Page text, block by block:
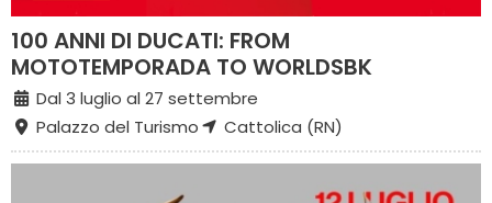
100 ANNI DI DUCATI: FROM
MOTOTEMPORADA TO WORLDSBK
Dal 3 luglio al 27 settembre
Palazzo del Turismo
Cattolica (RN)